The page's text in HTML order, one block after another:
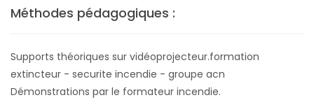
Méthodes pédagogiques :
Supports théoriques sur vidéoprojecteur.formation
extincteur - securite incendie - groupe acn
Démonstrations par le formateur incendie.